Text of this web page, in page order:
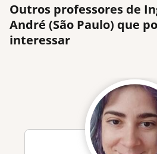
Outros professores de
André (São Paulo) que
interessar